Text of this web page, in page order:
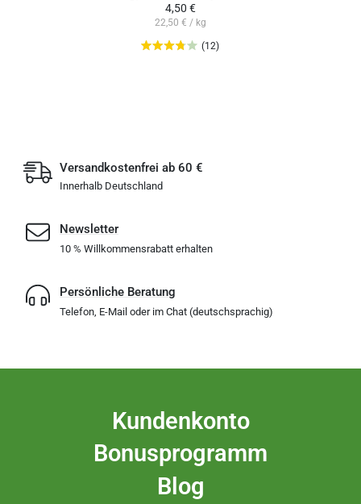
4,50 €
22,50 € / kg
(12)
Versandkostenfrei ab 60 €
Innerhalb Deutschland
Newsletter
10 % Willkommensrabatt erhalten
Persönliche Beratung
Telefon, E-Mail oder im Chat (deutschsprachig)
Kundenkonto
Bonusprogramm
Blog